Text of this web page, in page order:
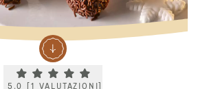
Current rating 5.0. Click to rate.
5.0 1 VALUTAZIONI